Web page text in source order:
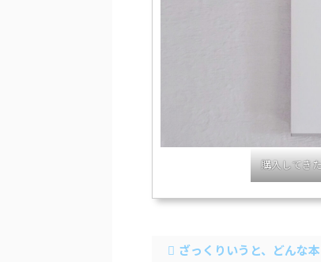
購入してき
ざっくりいうと、どんな本